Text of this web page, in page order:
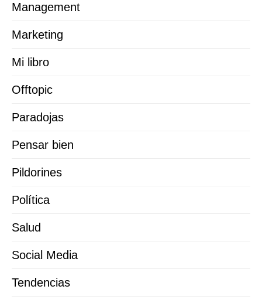
Management
Marketing
Mi libro
Offtopic
Paradojas
Pensar bien
Pildorines
Política
Salud
Social Media
Tendencias